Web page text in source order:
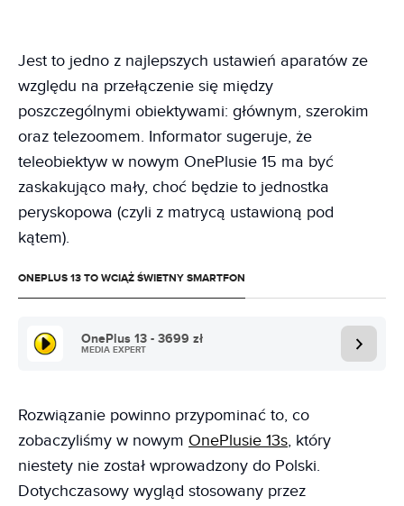
Jest to jedno z najlepszych ustawień aparatów ze
względu na przełączenie się między
poszczególnymi obiektywami: głównym, szerokim
oraz telezoomem. Informator sugeruje, że
teleobiektyw w nowym OnePlusie 15 ma być
zaskakująco mały, choć będzie to jednostka
peryskopowa (czyli z matrycą ustawioną pod
kątem).
ONEPLUS 13 TO WCIĄŻ ŚWIETNY SMARTFON
OnePlus 13 - 3699 zł
MEDIA EXPERT
Rozwiązanie powinno przypominać to, co
zobaczyliśmy w nowym OnePlusie 13s, który
niestety nie został wprowadzony do Polski.
Dotychczasowy wygląd stosowany przez